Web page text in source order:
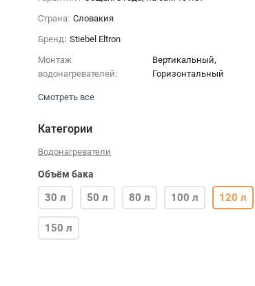
Страна: Словакия
Бренд: Stiebel Eltron
Монтаж
водонагревателей:
Вертикальный,
Горизонтальный
Смотреть все
Категории
Водонагреватели
Объём бака
30 л 50 л 80 л 100 л 120 л
150 л